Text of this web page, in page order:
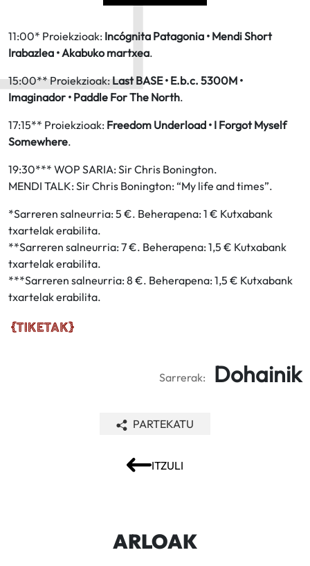
11:00* Proiekzioak: Incógnita Patagonia • Mendi Short
Irabazlea • Akabuko martxea.
15:00** Proiekzioak:Last BASE • E.b.c. 5300M •
Imaginador • Paddle For The North.
17:15** Proiekzioak: Freedom Underload • I Forgot Myself
Somewhere.
19:30*** WOP SARIA: Sir Chris Bonington.
MENDI TALK: Sir Chris Bonington: “My life and times”.
*Sarreren salneurria: 5 €. Beherapena: 1 € Kutxabank
txartelak erabilita.
**Sarreren salneurria: 7 €. Beherapena: 1,5 € Kutxabank
txartelak erabilita.
***Sarreren salneurria: 8 €. Beherapena: 1,5 € Kutxabank
txartelak erabilita.
Sarrerak: Dohainik
ITZULI
PARTEKATU
ARLOAK